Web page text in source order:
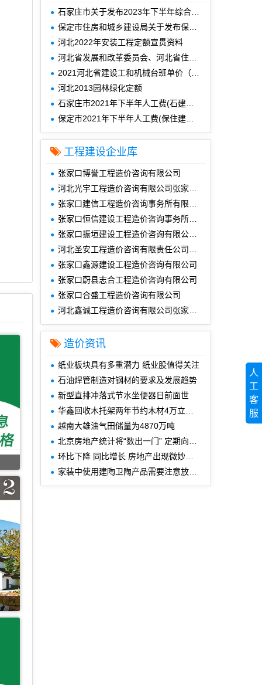
石家庄市关于发布2023年下半年综合用工指导价的通知
保定市住房和城乡建设局关于发布保定市2023年下半年综合用工指导价的通知(保住建发[2024]102号文)
河北2022年安装工程定额宣贯资料
河北省发展和改革委员会、河北省住房和城乡建设厅《关于进一步推进全过程工程咨询服务发展的通知》(冀发改投资[2022]550号)
2021河北省建设工和机械台班单价（河北建设工和计价依据）
河北2013园林绿化定额
石家庄市2021年下半年人工费(石建价信[2022]1号)
保定市2021年下半年人工费(保住建发[2022]74号)
工程建设企业库
张家口博誉工程造价咨询有限公司
河北光宇工程造价咨询有限公司张家口分公司
张家口建信工程造价咨询事务所有限责任公司
张家口恒信建设工程造价咨询事务所有限责任公司
张家口振垣建设工程造价咨询有限公司康保分公司
河北圣安工程造价咨询有限责任公司张家口分公司
张家口鑫源建设工程造价咨询有限公司
张家口蔚县志合工程造价咨询有限公司
张家口合盛工程造价咨询有限公司
河北鑫诚工程造价咨询有限公司张家口分公司
造价资讯
纸业板块具有多重潜力 纸业股值得关注
石油焊管制造对钢材的要求及发展趋势
新型直排冲落式节水坐便器日前面世
华鑫回收木托架两年节约木材4万立方米
越南大雄油气田储量为4870万吨
北京房地产统计将“数出一门” 定期向社会公布
环比下降 同比增长 房地产出现微妙变化
家装中使用建陶卫陶产品需要注意放射性污染
人
工
客
服